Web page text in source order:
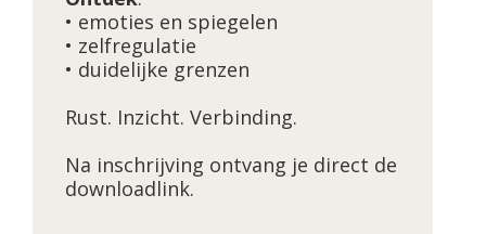
• emoties en spiegelen
• zelfregulatie
• duidelijke grenzen
Rust. Inzicht. Verbinding.
Na inschrijving ontvang je direct de
downloadlink.